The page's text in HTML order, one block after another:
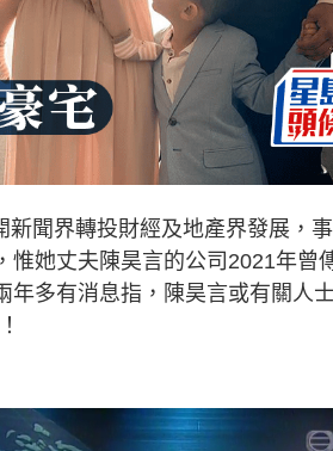
聞界轉投財經及地產界發展，
惟她丈夫陳昊言的公司2021年曾
年多有消息指，陳昊言或有關人